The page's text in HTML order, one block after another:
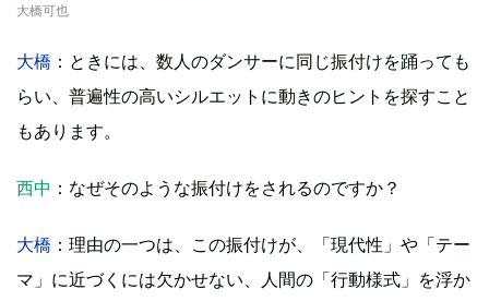
大橋可也
大橋 ：ときには、数人のダンサーに同じ振付けを踊っても
らい、普遍性の高いシルエットに動きのヒントを探すこと
もあります。
西中 ：なぜそのような振付けをされるのですか？
大橋 ：理由の一つは、この振付けが、「現代性」や「テー
マ」に近づくには欠かせない、人間の「行動様式」を浮か